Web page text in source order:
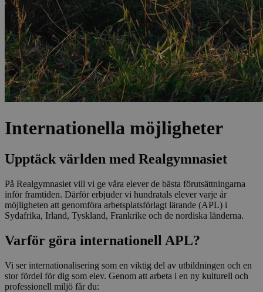
Internationella möjligheter
Upptäck världen med Realgymnasiet
På Realgymnasiet vill vi ge våra elever de bästa förutsättningarna
inför framtiden. Därför erbjuder vi hundratals elever varje år
möjligheten att genomföra arbetsplatsförlagt lärande (APL) i
Sydafrika, Irland, Tyskland, Frankrike och de nordiska länderna.
Varför göra internationell APL?
Vi ser internationalisering som en viktig del av utbildningen och en
stor fördel för dig som elev. Genom att arbeta i en ny kulturell och
professionell miljö får du: